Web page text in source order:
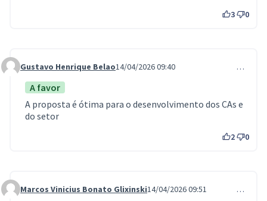
3 0
Comment 1332
Gustavo Henrique Belao14/04/2026 09:40 …
A favor
A proposta é ótima para o desenvolvimento dos CAs e
do setor
2 0
Comment 1333
Marcos Vinicius Bonato Glixinski14/04/2026 09:51 …